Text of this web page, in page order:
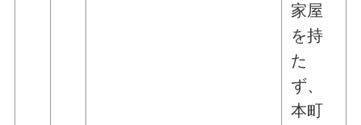
家屋
を持
た
ず、
本町